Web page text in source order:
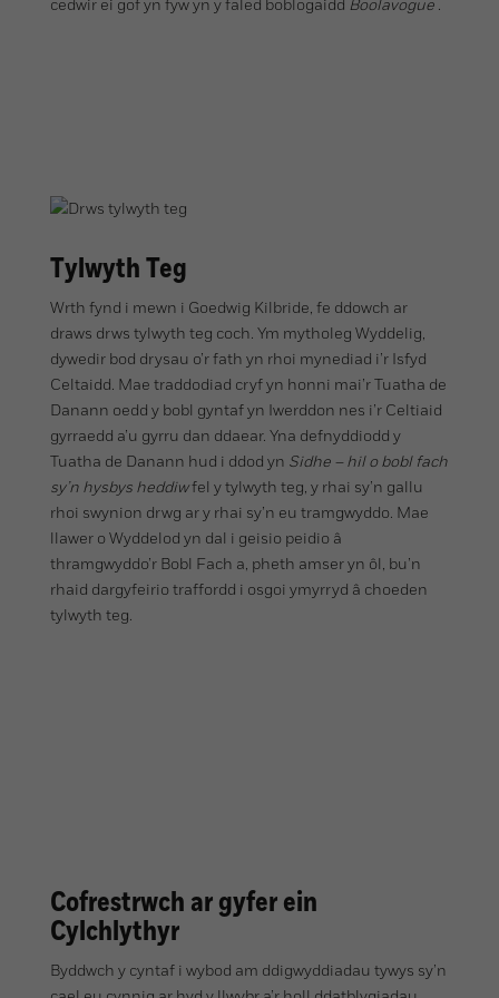
cedwir ei gof yn fyw yn y faled boblogaidd Boolavogue.
Tylwyth Teg
Wrth fynd i mewn i Goedwig Kilbride, fe ddowch ar
draws drws tylwyth teg coch. Ym mytholeg Wyddelig,
dywedir bod drysau o’r fath yn rhoi mynediad i’r Isfyd
Celtaidd. Mae traddodiad cryf yn honni mai’r Tuatha de
Danann oedd y bobl gyntaf yn Iwerddon nes i’r Celtiaid
gyrraedd a’u gyrru dan ddaear. Yna defnyddiodd y
Tuatha de Danann hud i ddod yn Sidhe – hil o bobl fach
sy’n hysbys heddiwfel y tylwyth teg, y rhai sy’n gallu
rhoi swynion drwg ar y rhai sy’n eu tramgwyddo. Mae
llawer o Wyddelod yn dal i geisio peidio â
thramgwyddo’r Bobl Fach a, pheth amser yn ôl, bu’n
rhaid dargyfeirio traffordd i osgoi ymyrryd â choeden
tylwyth teg.
Cofrestrwch ar gyfer ein
Cylchlythyr
Byddwch y cyntaf i wybod am ddigwyddiadau tywys sy’n